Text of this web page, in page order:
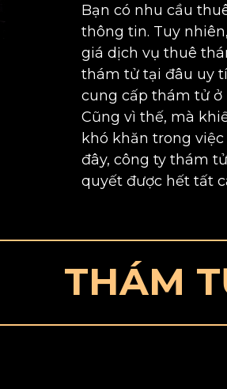
Bạn có nhu cầu
thông tin. Tuy
giá dịch vụ thuê
thám tử tại đâu uy
cung cấp thám tử ở
Cũng vì thế, mà
khó khăn trong
đây, công ty thám
quyết được hết tất
THÁM TỬ